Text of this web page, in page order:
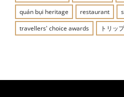
quán bụi heritage
restaurant
travellers' choice awards
トリッ